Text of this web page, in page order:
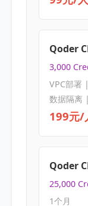
Qoder
3,000
VPC部署
数据隔离
199元/
Qoder
25,000
1个月